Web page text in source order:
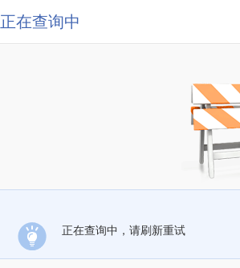
正在查询中
正在查询中，请刷新重试